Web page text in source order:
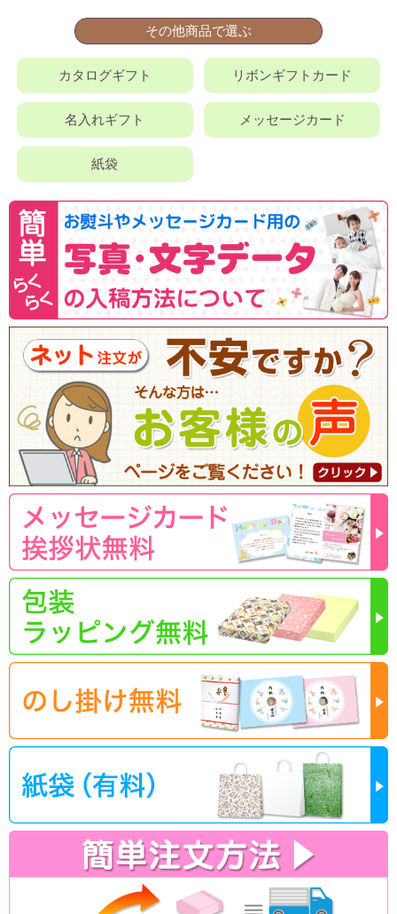
その他商品で選ぶ
カタログギフト リボンギフトカード
名入れギフト メッセージカード
紙袋